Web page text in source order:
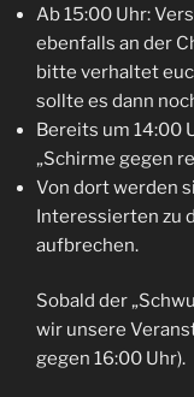
Ab 15:00 Uhr:
ebenfalls an der
bitte verhaltet
sollte es dann
Bereits um 14:00
„Schirme gegen
Von dort werden
Interessierten zu
aufbrechen.
Sobald der
wir unsere
gegen 16:00 Uhr).